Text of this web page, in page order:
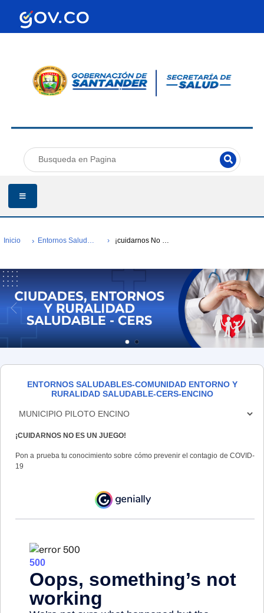
Inicio Entornos Saludables-comunidad Entorno Y Ruralidad Saludable-cers-encino ¡cuidarnos No Es Un Juego!
ENTORNOS SALUDABLES-COMUNIDAD ENTORNO Y
RURALIDAD SALUDABLE-CERS-ENCINO
¡CUIDARNOS NO ES UN JUEGO!
Pon a prueba tu conocimiento sobre cómo prevenir el contagio de COVID-
19